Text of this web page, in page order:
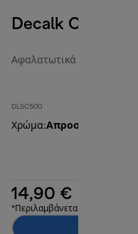
Decalk Care
Αφαλατωτικά και φίλτρα
DLSC500
Χρώμα:Απροσδιόριστο
14,90 €
*Περιλαμβάνεται ΦΠΑ